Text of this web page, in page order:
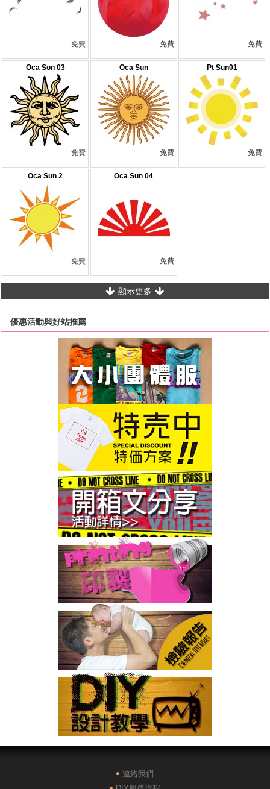
免費 免費 免費
Oca Son 03
免費
Oca Sun
免費
Pt Sun01
免費
Oca Sun 2
免費
Oca Sun 04
免費
顯示更多
優惠活動與好站推薦
連絡我們